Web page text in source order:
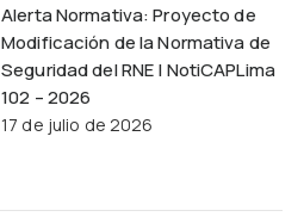
Alerta Normativa: Proyecto de
Modificación de la Normativa de
Seguridad del RNE | NotiCAPLima
102 – 2026
17 de julio de 2026